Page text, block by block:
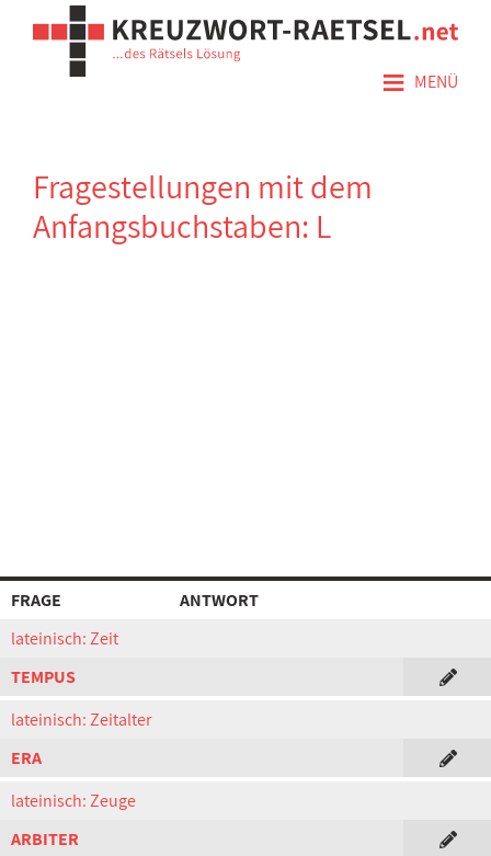
≡ MENÜ
Fragestellungen mit dem
Anfangsbuchstaben: L
FRAGE
ANTWORT
lateinisch: Zeit
TEMPUS
lateinisch: Zeitalter
ERA
lateinisch: Zeuge
ARBITER